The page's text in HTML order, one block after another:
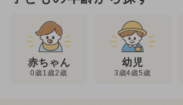
赤ちゃん
0歳1歳2歳
幼児
3歳4歳5歳